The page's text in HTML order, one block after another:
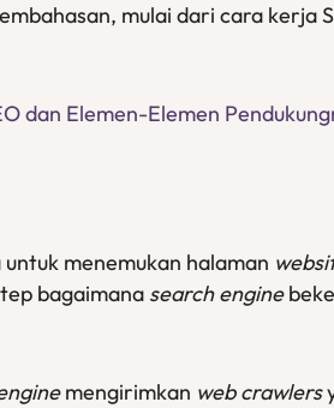
mulai dari cara
dan Elemen-Elemen
menemukan halaman
bagaimana search engine
mengirimkan web crawlers